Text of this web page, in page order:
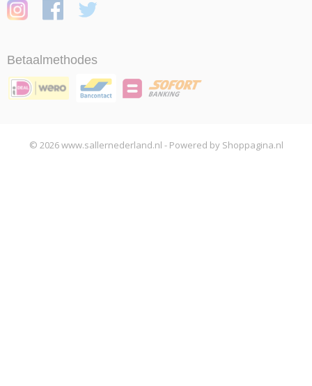
Betaalmethodes
© 2026 www.sallernederland.nl - Powered by Shoppagina.nl